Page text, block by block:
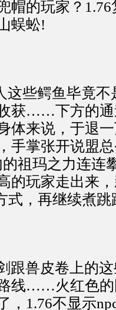
帽的玩家？
蜈蚣!
些鳄鱼毕竟不
获……下方的通
体来说，于退
手掌张开说盟
祖玛之力连连
的玩家走出来
式，再继续煮跳
跟兽皮卷上的
线……火红色的
，1.76不显示